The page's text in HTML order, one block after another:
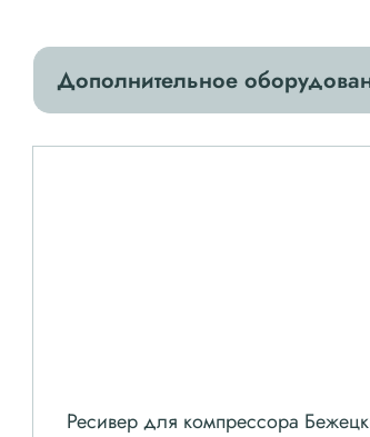
Дополнительное
Ресивер для компрессора